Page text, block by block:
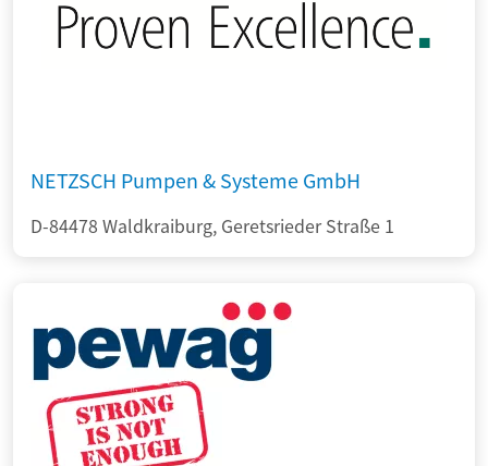
NETZSCH Pumpen & Systeme GmbH
D-84478 Waldkraiburg, Geretsrieder Straße 1